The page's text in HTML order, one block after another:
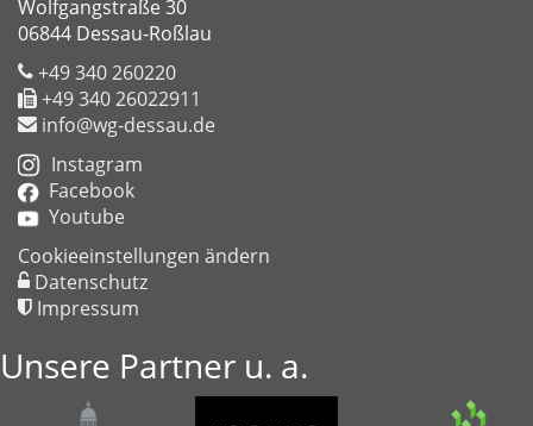
Wolfgangstraße 30
06844 Dessau-Roßlau
+49 340 260220
+49 340 26022911
info@wg-dessau.de
Instagram
Facebook
Youtube
Cookieeinstellungen ändern
Datenschutz
Impressum
Unsere Partner u. a.